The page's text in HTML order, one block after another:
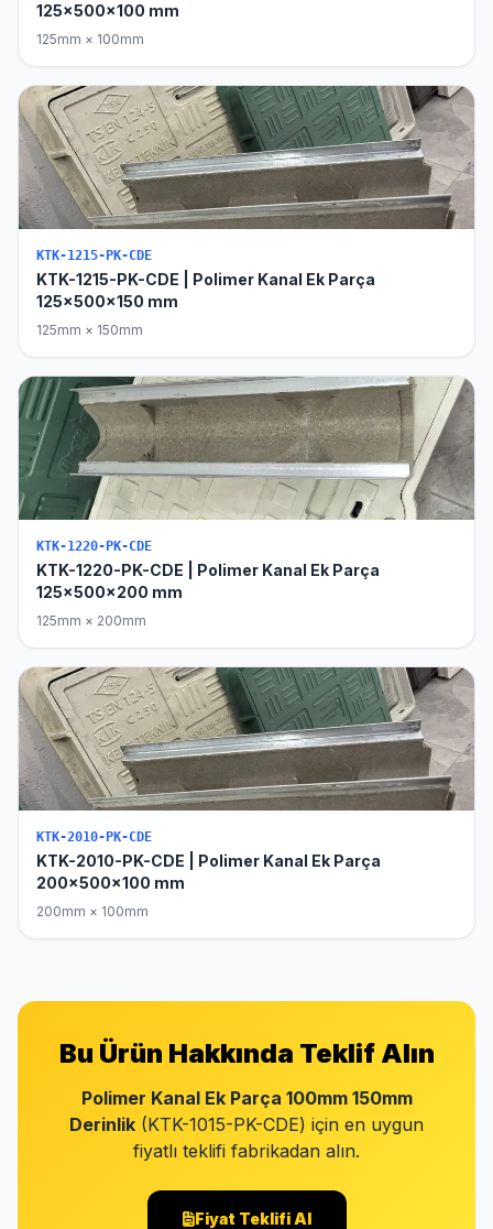
125x500x100 mm
125mm × 100mm
KTK-1215-PK-CDE
KTK-1215-PK-CDE | Polimer Kanal Ek Parça
125x500x150 mm
125mm × 150mm
KTK-1220-PK-CDE
KTK-1220-PK-CDE | Polimer Kanal Ek Parça
125x500x200 mm
125mm × 200mm
KTK-2010-PK-CDE
KTK-2010-PK-CDE | Polimer Kanal Ek Parça
200x500x100 mm
200mm × 100mm
Bu Ürün Hakkında Teklif Alın
Polimer Kanal Ek Parça 100mm 150mm
Derinlik (KTK-1015-PK-CDE) için en uygun
fiyatlı teklifi fabrikadan alın.
Fiyat Teklifi Al